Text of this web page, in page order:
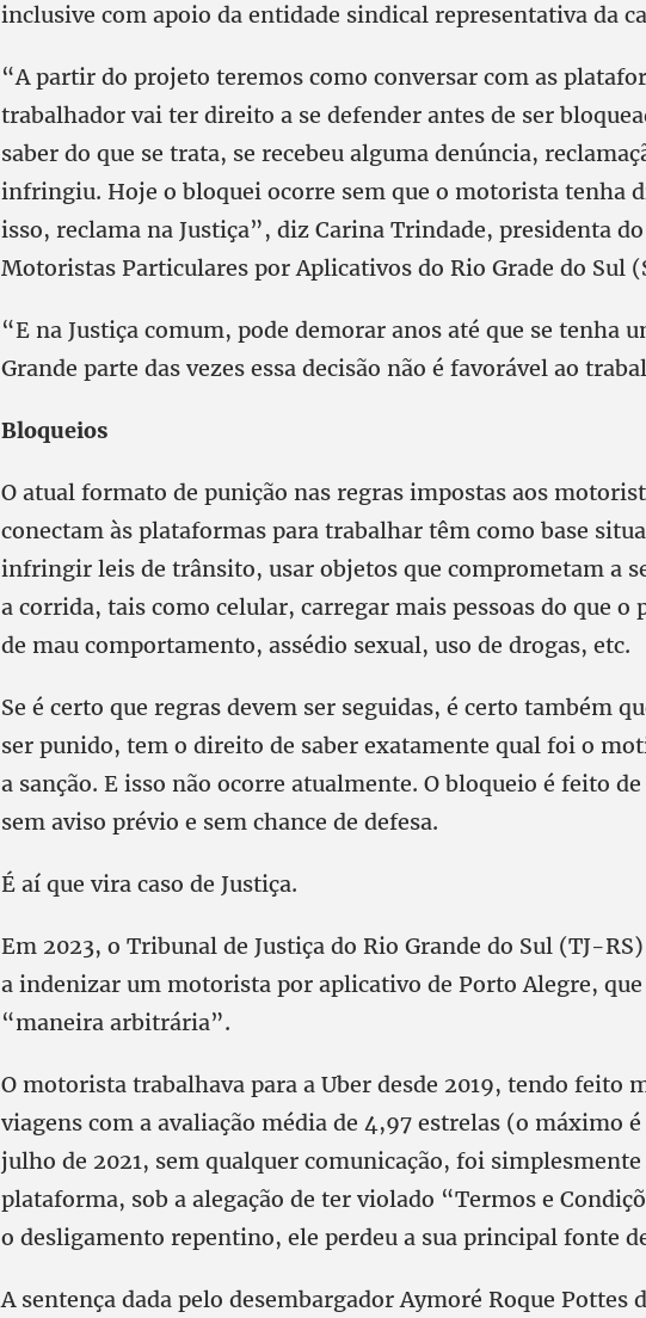
inclusive com apoio da entidade sindical representativa da
“A partir do projeto teremos como conversar com as
trabalhador vai ter direito a se defender antes de ser
saber do que se trata, se recebeu alguma denúncia,
infringiu. Hoje o bloquei ocorre sem que o motorista tenha
isso, reclama na Justiça”, diz Carina Trindade, presidenta
Motoristas Particulares por Aplicativos do Rio Grade do Sul
“E na Justiça comum, pode demorar anos até que se tenha
Grande parte das vezes essa decisão não é favorável ao
Bloqueios
O atual formato de punição nas regras impostas aos
conectam às plataformas para trabalhar têm como base
infringir leis de trânsito, usar objetos que comprometam a
a corrida, tais como celular, carregar mais pessoas do que
de mau comportamento, assédio sexual, uso de drogas, etc.
Se é certo que regras devem ser seguidas, é certo também
ser punido, tem o direito de saber exatamente qual foi o
a sanção. E isso não ocorre atualmente. O bloqueio é feito
sem aviso prévio e sem chance de defesa.
É aí que vira caso de Justiça.
Em 2023, o Tribunal de Justiça do Rio Grande do Sul (TJ-
a indenizar um motorista por aplicativo de Porto Alegre,
“maneira arbitrária”.
O motorista trabalhava para a Uber desde 2019, tendo feito
viagens com a avaliação média de 4,97 estrelas (o máximo
julho de 2021, sem qualquer comunicação, foi
plataforma, sob a alegação de ter violado “Termos e
o desligamento repentino, ele perdeu a sua principal fonte
A sentença dada pelo desembargador Aymoré Roque Pottes